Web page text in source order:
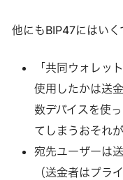
他にもBIP47にはいく
「共同ウォレッ
使用したかは送
数デバイスを使
てしまうおそれ
宛先ユーザーは
（送金者はプラ